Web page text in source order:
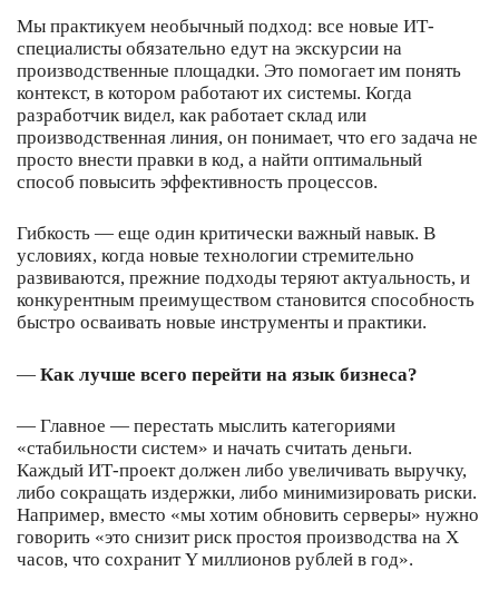
Мы практикуем необычный подход: все новые ИТ-
специалисты обязательно едут на экскурсии на
производственные площадки. Это помогает им понять
контекст, в котором работают их системы. Когда
разработчик видел, как работает склад или
производственная линия, он понимает, что его задача не
просто внести правки в код, а найти оптимальный
способ повысить эффективность процессов.
Гибкость — еще один критически важный навык. В
условиях, когда новые технологии стремительно
развиваются, прежние подходы теряют актуальность, и
конкурентным преимуществом становится способность
быстро осваивать новые инструменты и практики.
— Как лучше всего перейти на язык бизнеса?
— Главное — перестать мыслить категориями
«стабильности систем» и начать считать деньги.
Каждый ИТ-проект должен либо увеличивать выручку,
либо сокращать издержки, либо минимизировать риски.
Например, вместо «мы хотим обновить серверы» нужно
говорить «это снизит риск простоя производства на X
часов, что сохранит Y миллионов рублей в год».